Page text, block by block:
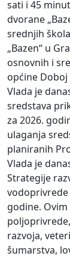
sati i 45
dvorane
srednjih
„Bazen“ u
osnovnih i
općine Doboj
Vlada je
sredstava
za 2026.
ulaganja
planiranih
Vlada je
Strategije
vodoprivrede
godine.
razvoja,
šumarstva,